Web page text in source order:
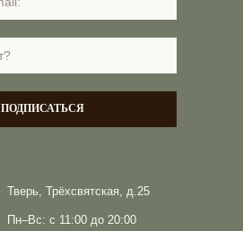
Тверь, Трёхсвятская, д.25
Пн–Вс: с 11:00 до 20:00
ПОДПИСАТЬСЯ